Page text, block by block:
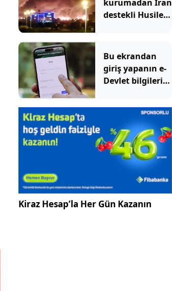
kurumadan İran
destekli Husiler,
vurdu
Bu ekrandan
giriş yapanın e-
Devlet bilgileri
Kiraz Hesap’la Her Gün Kazanın